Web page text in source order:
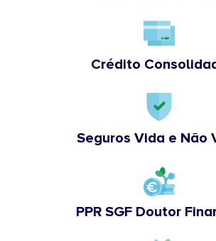
Crédito
Seguros Vida e Não
PPR SGF Doutor